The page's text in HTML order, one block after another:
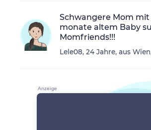
Schwangere Mom mit
monate altem Baby
Momfriends!!!
Lele08, 24 Jahre, aus